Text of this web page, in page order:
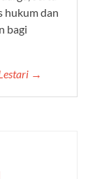
hukum dan
bagi
→